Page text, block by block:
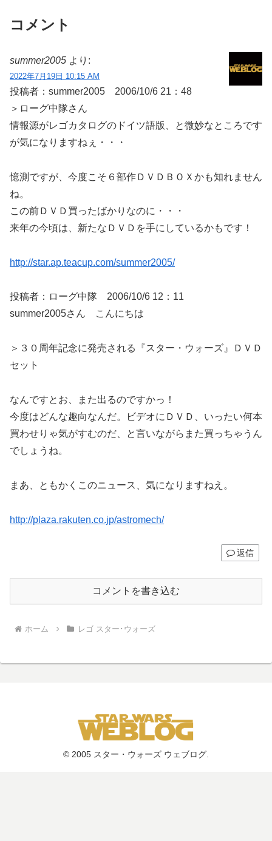
コメント
summer2005 より:
2022年7月19日 10:15 AM
投稿者：summer2005 2006/10/6 21：48
＞ローグ中隊さん
情報源がレゴカタログのドイツ語版、と微妙なところです
が気になりますねぇ・・・
憶測ですが、今度こそ６部作ＤＶＤＢＯＸかも知れません
ね。
この前ＤＶＤ買ったばかりなのに・・・
来年の今頃は、新たなＤＶＤを手にしているかもです！
http://star.ap.teacup.com/summer2005/
投稿者：ローグ中隊 2006/10/6 12：11
summer2005さん こんにちは
＞３０周年記念に発売される『スター・ウォーズ』ＤＶＤ
セット
なんですとお、また出るのですかっ！
今度はどんな趣向なんだ。ビデオにＤＶＤ、いったい何本
買わせりゃ気がすむのだ、と言いながらまた買っちゃうん
でしょうね。
まあ、ともかくこのニュース、気になりますねえ。
http://plaza.rakuten.co.jp/astromech/
返信
コメントを書き込む
ホーム レゴ スター･ウォーズ
© 2005 スター・ウォーズ ウェブログ.